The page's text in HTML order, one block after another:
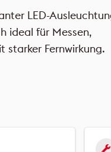
LED-
ideal für Messen,
starker Fernwirkung.